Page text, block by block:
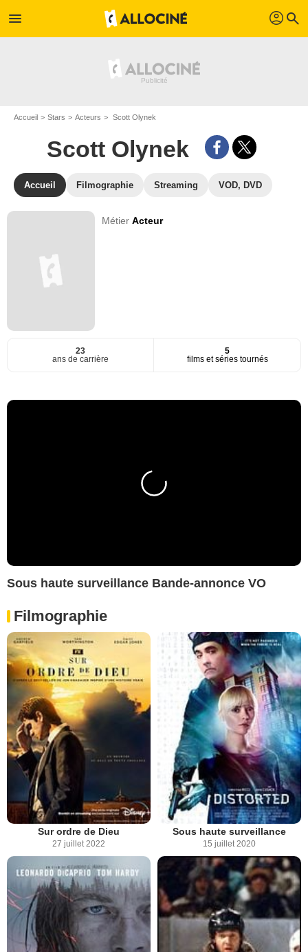
menu profil search
Accueil Stars Acteurs Scott Olynek
Scott Olynek
Accueil Filmographie Streaming VOD, DVD
MétierActeur
23
ans de carrière
5
films et séries tournés
Sous haute surveillance Bande-annonce VO
Filmographie
Sur ordre de Dieu
27 juillet 2022
Sous haute surveillance
15 juillet 2020